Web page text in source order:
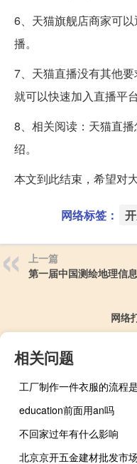
6、天猫旗舰店商家可
播。
7、天猫直播没有其他
就可以快速加入直播平
8、相关阅读：天猫直
绍。
本文到此结束，希望对
网络标签：
上一篇
第一届中国测绘地理信
网络
相关问题
education前面用an吗
不回家过年有什么影响